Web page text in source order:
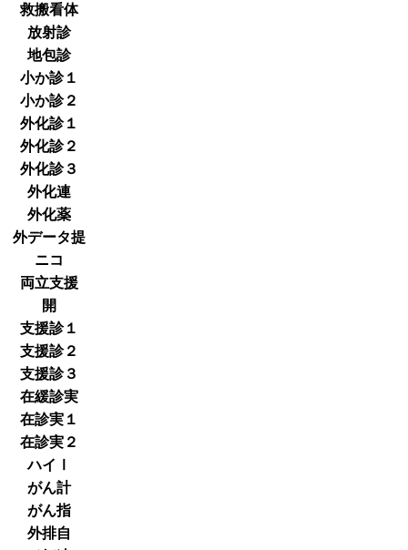
救搬看体
放射診
地包診
小か診１
小か診２
外化診１
外化診２
外化診３
外化連
外化薬
外データ提
ニコ
両立支援
開
支援診１
支援診２
支援診３
在緩診実
在診実１
在診実２
ハイⅠ
がん計
がん指
外排自